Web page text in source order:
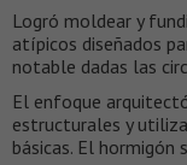
Logró moldear y
atípicos diseñados
notable dadas las
El enfoque
estructurales y
básicas. El